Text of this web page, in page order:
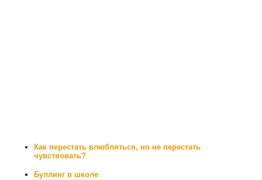
Как перестать влюбляться, но не перестать
чувствовать?
Буллинг в школе